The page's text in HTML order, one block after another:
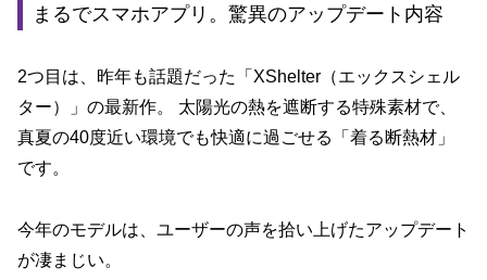
まるでスマホアプリ。驚異のアップデート内容
2つ目は、昨年も話題だった「XShelter（エックスシェル
ター）」の最新作。 太陽光の熱を遮断する特殊素材で、
真夏の40度近い環境でも快適に過ごせる「着る断熱材」
です。
今年のモデルは、ユーザーの声を拾い上げたアップデート
が凄まじい。